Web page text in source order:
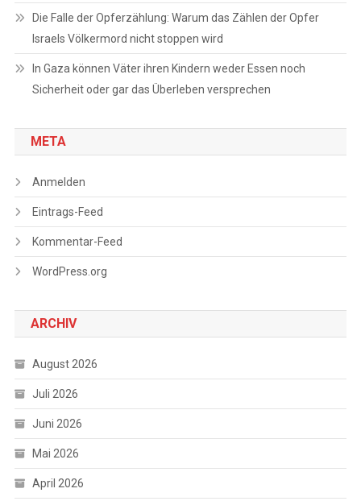
Die Falle der Opferzählung: Warum das Zählen der Opfer
Israels Völkermord nicht stoppen wird
In Gaza können Väter ihren Kindern weder Essen noch
Sicherheit oder gar das Überleben versprechen
META
Anmelden
Eintrags-Feed
Kommentar-Feed
WordPress.org
ARCHIV
August 2026
Juli 2026
Juni 2026
Mai 2026
April 2026